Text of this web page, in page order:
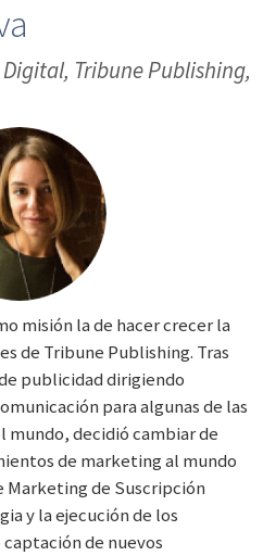
Tribune Publishing,
misión la de hacer crecer la
de Tribune Publishing. Tras
publicidad dirigiendo
para algunas de las
mundo, decidió cambiar de
de marketing al mundo
Marketing de Suscripción
y la ejecución de los
de nuevos